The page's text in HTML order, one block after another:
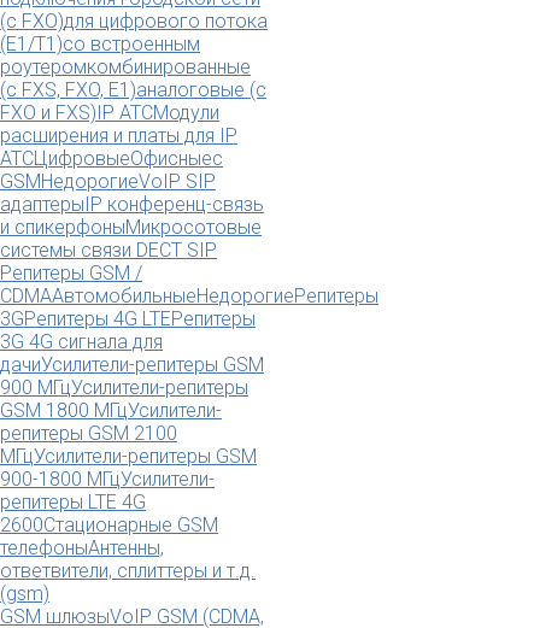
(с FXO)для цифрового потока
(E1/T1)со встроенным
роутеромкомбинированные
(c FXS, FXO, E1)аналоговые (с
FXO и FXS)IP АТСМодули
расширения и платы для IP
АТСЦифровыеОфисныес
GSMНедорогиеVoIP SIP
адаптерыIP конференц-связь
и спикерфоныМикросотовые
системы связи DECT SIP
Репитеры GSM /
CDMAАвтомобильныеНедорогиеРепитеры
3GРепитеры 4G LTEРепитеры
3G 4G сигнала для
дачиУсилители-репитеры GSM
900 МГцУсилители-репитеры
GSM 1800 МГцУсилители-
репитеры GSM 2100
МГцУсилители-репитеры GSM
900-1800 МГцУсилители-
репитеры LTE 4G
2600Стационарные GSM
телефоныАнтенны,
ответвители, сплиттеры и т.д.
(gsm)
GSM шлюзыVoIP GSM (CDMA,